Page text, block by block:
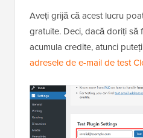
Aveți grijă că acest lucru
gratuite. Deci, dacă doriți să
acumula credite, atunci
adresele de e-mail de test